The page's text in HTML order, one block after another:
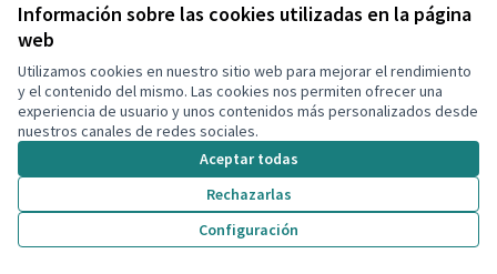
Información sobre las cookies utilizadas en la página
web
Utilizamos cookies en nuestro sitio web para mejorar el rendimiento
y el contenido del mismo. Las cookies nos permiten ofrecer una
experiencia de usuario y unos contenidos más personalizados desde
nuestros canales de redes sociales.
Aceptar todas
Rechazarlas
Configuración
veïnes, i comunitats de veïns